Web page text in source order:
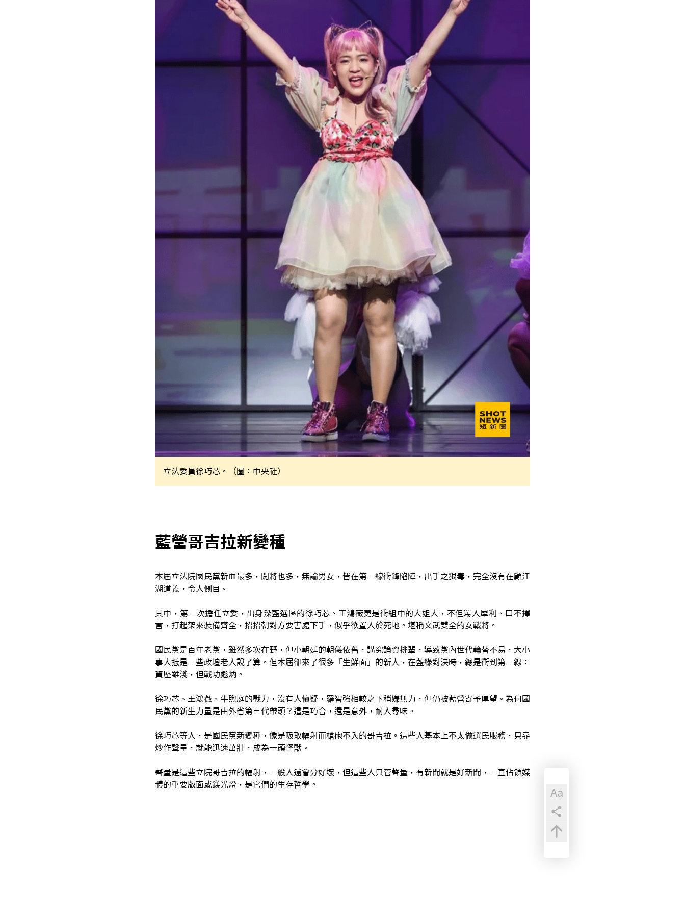
立法委員徐巧芯。（圖：中央社）
藍營哥吉拉新變種
本屆立法院國民黨新血最多，闖將也多，無論男女，皆在第一線衝鋒陷陣，出手之狠毒，完全沒有在顧江
湖道義，令人側目。
其中，第一次擔任立委，出身深藍選區的徐巧芯、王鴻薇更是衝組中的大姐大，不但罵人犀利、口不擇
言，打起架來裝備齊全，招招朝對方要害處下手，似乎欲置人於死地。堪稱文武雙全的女戰將。
國民黨是百年老黨，雖然多次在野，但小朝廷的朝儀依舊，講究論資排輩，導致黨內世代輪替不易，大小
事大抵是一些政壇老人說了算。但本屆卻來了很多「生鮮面」的新人，在藍綠對決時，總是衝到第一線；
資歷雖淺，但戰功彪炳。
徐巧芯、王鴻薇、牛煦庭的戰力，沒有人懷疑，羅智強相較之下稍嫌無力，但仍被藍營寄予厚望。為何國
民黨的新生力量是由外省第三代帶頭？這是巧合，還是意外，耐人尋味。
徐巧芯等人，是國民黨新變種，像是吸取幅射而槍砲不入的哥吉拉。這些人基本上不太做選民服務，只靠
炒作聲量，就能迅速茁壯，成為一頭怪獸。
聲量是這些立院哥吉拉的幅射，一般人還會分好壞，但這些人只管聲量，有新聞就是好新聞，一直佔領媒
體的重要版面或鎂光燈，是它們的生存哲學。
Aa